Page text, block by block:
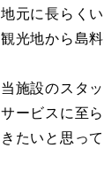
地元に長らく
観光地から島
当施設のスタ
サービスに至
きたいと思っ